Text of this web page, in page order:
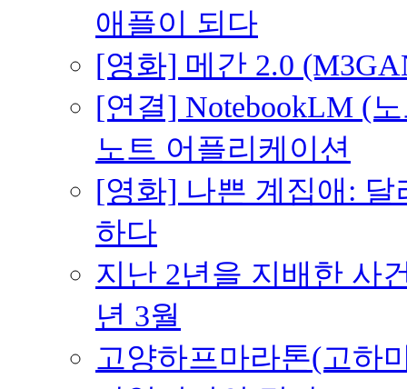
애플이 되다
[영화] 메간 2.0
[연결] NotebookLM (
노트 어플리케이션
[영화] 나쁜 계집애:
하다
지난 2년을 지배한 사
년 3월
고양하프마라톤(고하